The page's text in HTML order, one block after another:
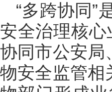
“多跨协同”
安全治理核
协同市公安局
物安全监管相